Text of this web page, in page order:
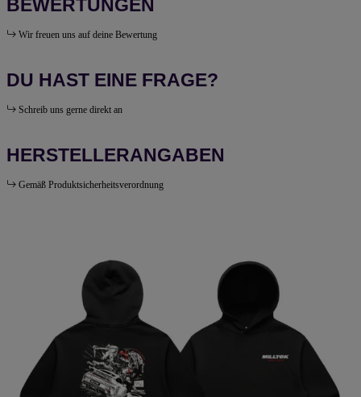
BEWERTUNGEN
Wir freuen uns auf deine Bewertung
DU HAST EINE FRAGE?
Schreib uns gerne direkt an
HERSTELLERANGABEN
Gemäß Produktsicherheitsverordnung